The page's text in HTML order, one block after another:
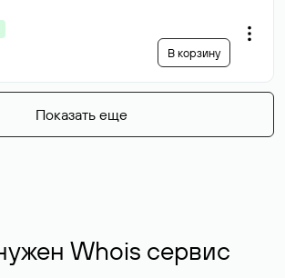
В корзину
Показать еще
Whois сервис